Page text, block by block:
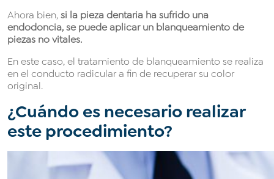
Ahora bien,si la pieza dentaria ha sufrido una
endodoncia, se puede aplicar un blanqueamiento de
piezas no vitales.
En este caso, el tratamiento de blanqueamiento se realiza
en el conducto radicular a fin de recuperar su color
original.
¿Cuándo es necesario realizar
este procedimiento?